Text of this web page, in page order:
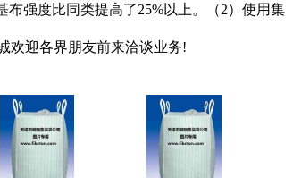
强度比同类提高了25%以上。（2）使用集
欢迎各界朋友前来洽谈业务!